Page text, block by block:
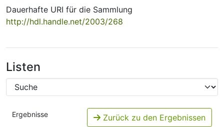
FAQ
Dauerhafte URI für die Sammlung
http://hdl.handle.net/2003/268
Listen
Ergebnisse Zurück zu den Ergebnissen